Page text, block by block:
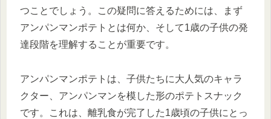
つことでしょう。この疑問に答えるためには、まず
アンパンマンポテトとは何か、そして1歳の子供の発
達段階を理解することが重要です。
アンパンマンポテトは、子供たちに大人気のキャラ
クター、アンパンマンを模した形のポテトスナック
です。これは、離乳食が完了した1歳頃の子供にとっ